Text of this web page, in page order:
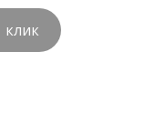
клик